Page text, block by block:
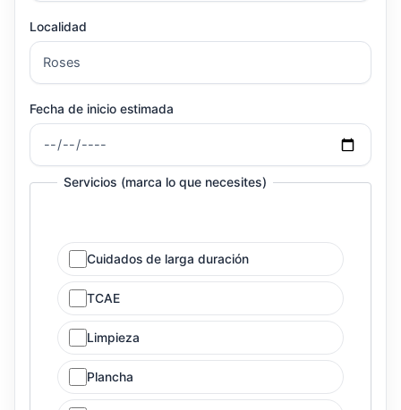
Localidad
Fecha de inicio estimada
Servicios (marca lo que necesites)
Cuidados de larga duración
TCAE
Limpieza
Plancha